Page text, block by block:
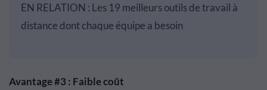
EN RELATION : Les 19 meilleurs outils de travail à
distance dont chaque équipe a besoin
Avantage #3 : Faible coût